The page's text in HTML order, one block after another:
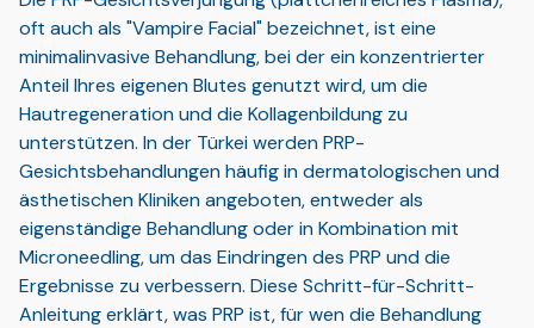
oft auch als "Vampire Facial" bezeichnet, ist eine
minimalinvasive Behandlung, bei der ein konzentrierter
Anteil Ihres eigenen Blutes genutzt wird, um die
Hautregeneration und die Kollagenbildung zu
unterstützen. In der Türkei werden PRP-
Gesichtsbehandlungen häufig in dermatologischen und
ästhetischen Kliniken angeboten, entweder als
eigenständige Behandlung oder in Kombination mit
Microneedling, um das Eindringen des PRP und die
Ergebnisse zu verbessern. Diese Schritt-für-Schritt-
Anleitung erklärt, was PRP ist, für wen die Behandlung